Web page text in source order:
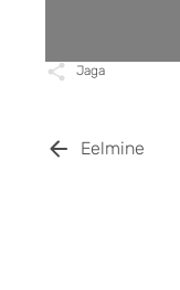
Jaga
Eelmine